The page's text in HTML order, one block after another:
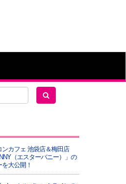
ンカフェ 池袋店＆梅田店
（エスターバニー）」の
大公開！